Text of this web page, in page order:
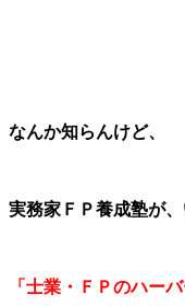
なんか知らんけど、
実務家ＦＰ養成塾が
「士業・ＦＰのハー